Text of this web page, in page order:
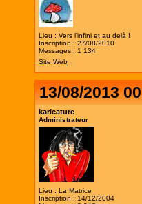
Lieu : Vers l'infini et au delà !
Inscription : 27/08/2010
Messages : 1 134
Site Web
13/08/2013
karicature
Administrateur
Lieu : La Matrice
Inscription : 14/12/2004